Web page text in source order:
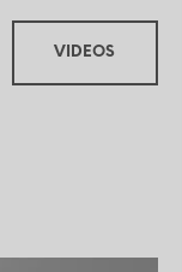
VIDEOS